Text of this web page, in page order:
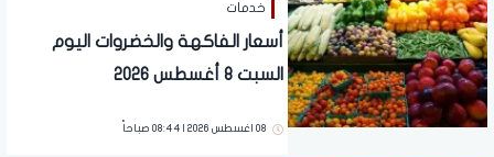
خدمات
أسعار الفاكهة والخضروات اليوم
السبت 8 أغسطس 2026
08 اغسطس 2026 | 08:44 صباحاً